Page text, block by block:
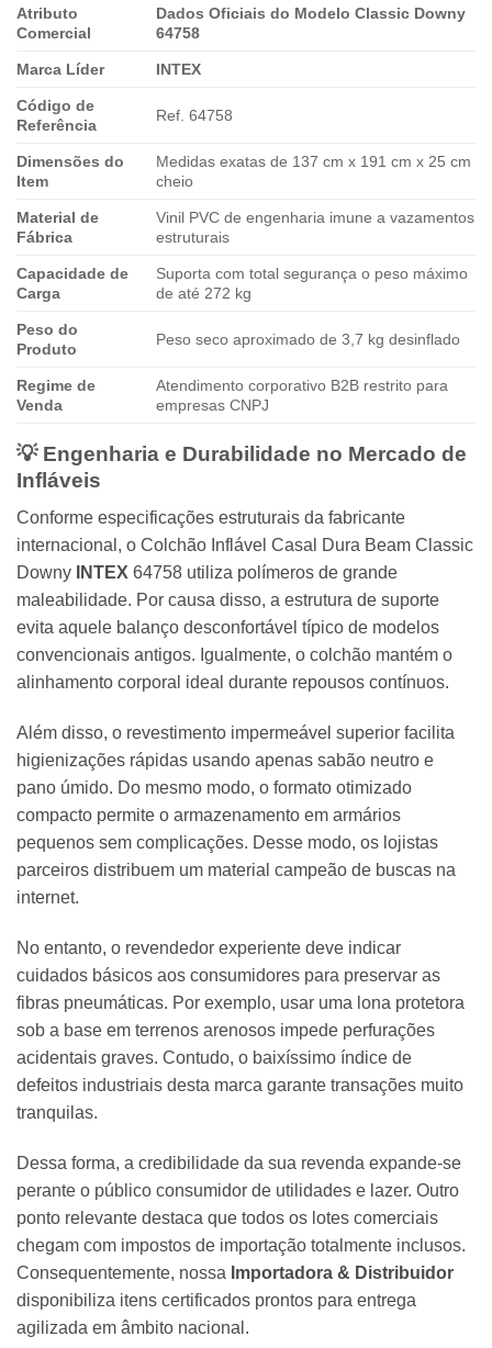
Atributo
Comercial
Dados Oficiais do Modelo Classic Downy
64758
Marca Líder INTEX
Código de
Referência
Ref. 64758
Dimensões do
Item
Medidas exatas de 137 cm x 191 cm x 25 cm
cheio
Material de
Fábrica
Vinil PVC de engenharia imune a vazamentos
estruturais
Capacidade de
Carga
Suporta com total segurança o peso máximo
de até 272 kg
Peso do
Produto
Peso seco aproximado de 3,7 kg desinflado
Regime de
Venda
Atendimento corporativo B2B restrito para
empresas CNPJ
💡 Engenharia e Durabilidade no Mercado de
Infláveis
Conforme especificações estruturais da fabricante
internacional, o Colchão Inflável Casal Dura Beam Classic
Downy
INTEX 64758 utiliza polímeros de grande
maleabilidade. Por causa disso, a estrutura de suporte
evita aquele balanço desconfortável típico de modelos
convencionais antigos. Igualmente, o colchão mantém o
alinhamento corporal ideal durante repousos contínuos.
Além disso, o revestimento impermeável superior facilita
higienizações rápidas usando apenas sabão neutro e
pano úmido. Do mesmo modo, o formato otimizado
compacto permite o armazenamento em armários
pequenos sem complicações. Desse modo, os lojistas
parceiros distribuem um material campeão de buscas na
internet.
No entanto, o revendedor experiente deve indicar
cuidados básicos aos consumidores para preservar as
fibras pneumáticas. Por exemplo, usar uma lona protetora
sob a base em terrenos arenosos impede perfurações
acidentais graves. Contudo, o baixíssimo índice de
defeitos industriais desta marca garante transações muito
tranquilas.
Dessa forma, a credibilidade da sua revenda expande-se
perante o público consumidor de utilidades e lazer. Outro
ponto relevante destaca que todos os lotes comerciais
chegam com impostos de importação totalmente inclusos.
Consequentemente, nossa Importadora & Distribuidor
disponibiliza itens certificados prontos para entrega
agilizada em âmbito nacional.